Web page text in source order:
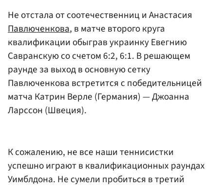
Не отстала от соотечественниц и Анастасия
Павлюченкова, в матче второго круга
квалификации обыграв украинку Евегнию
Савранскую со счетом 6:2, 6:1. В решающем
раунде за выход в основную сетку
Павлюченкова встретится с победительницей
матча Катрин Верле (Германия) — Джоанна
Ларссон (Швеция).
К сожалению, не все наши теннисистки
успешно играют в квалификационных раундах
Уимблдона. Не сумели пробиться в третий